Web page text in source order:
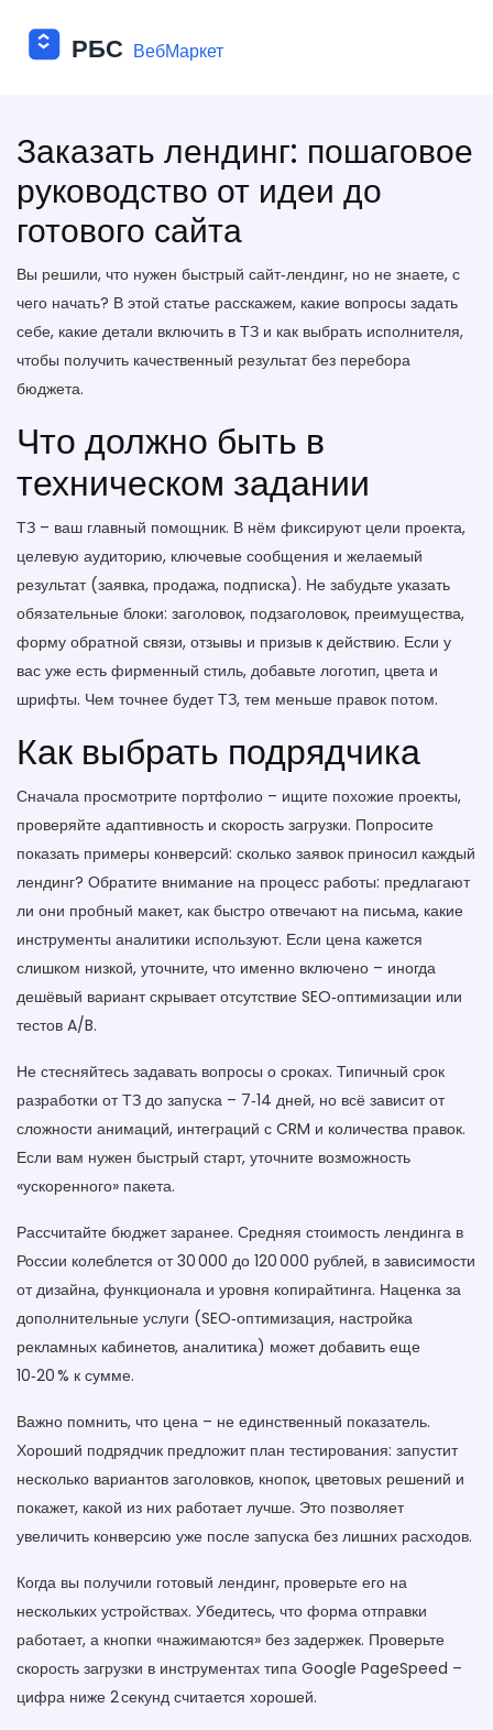
Заказать лендинг: пошаговое
руководство от идеи до
готового сайта
Вы решили, что нужен быстрый сайт‑лендинг, но не знаете, с
чего начать? В этой статье расскажем, какие вопросы задать
себе, какие детали включить в ТЗ и как выбрать исполнителя,
чтобы получить качественный результат без перебора
бюджета.
Что должно быть в
техническом задании
ТЗ – ваш главный помощник. В нём фиксируют цели проекта,
целевую аудиторию, ключевые сообщения и желаемый
результат (заявка, продажа, подписка). Не забудьте указать
обязательные блоки: заголовок, подзаголовок, преимущества,
форму обратной связи, отзывы и призыв к действию. Если у
вас уже есть фирменный стиль, добавьте логотип, цвета и
шрифты. Чем точнее будет ТЗ, тем меньше правок потом.
Как выбрать подрядчика
Сначала просмотрите портфолио – ищите похожие проекты,
проверяйте адаптивность и скорость загрузки. Попросите
показать примеры конверсий: сколько заявок приносил каждый
лендинг? Обратите внимание на процесс работы: предлагают
ли они пробный макет, как быстро отвечают на письма, какие
инструменты аналитики используют. Если цена кажется
слишком низкой, уточните, что именно включено – иногда
дешёвый вариант скрывает отсутствие SEO‑оптимизации или
тестов A/B.
Не стесняйтесь задавать вопросы о сроках. Типичный срок
разработки от ТЗ до запуска – 7‑14 дней, но всё зависит от
сложности анимаций, интеграций с CRM и количества правок.
Если вам нужен быстрый старт, уточните возможность
«ускоренного» пакета.
Рассчитайте бюджет заранее. Средняя стоимость лендинга в
России колеблется от 30 000 до 120 000 рублей, в зависимости
от дизайна, функционала и уровня копирайтинга. Наценка за
дополнительные услуги (SEO‑оптимизация, настройка
рекламных кабинетов, аналитика) может добавить еще
10‑20 % к сумме.
Важно помнить, что цена – не единственный показатель.
Хороший подрядчик предложит план тестирования: запустит
несколько вариантов заголовков, кнопок, цветовых решений и
покажет, какой из них работает лучше. Это позволяет
увеличить конверсию уже после запуска без лишних расходов.
Когда вы получили готовый лендинг, проверьте его на
нескольких устройствах. Убедитесь, что форма отправки
работает, а кнопки «нажимаются» без задержек. Проверьте
скорость загрузки в инструментах типа Google PageSpeed –
цифра ниже 2 секунд считается хорошей.